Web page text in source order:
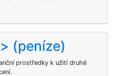
(peníze)
prostředky k užití druhé